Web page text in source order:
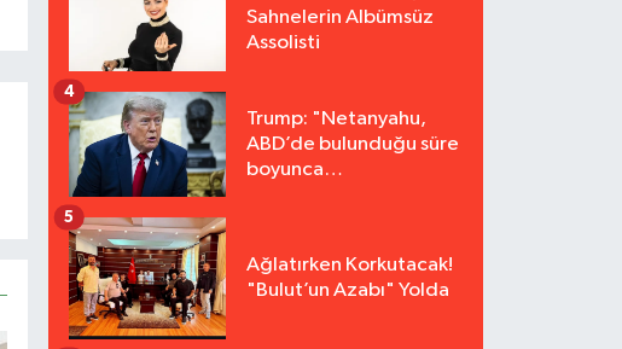
Sahnelerin Albümsüz
Assolisti
Trump: "Netanyahu,
ABD’de bulunduğu süre
boyunca
4
Ağlatırken Korkutacak!
"Bulut’un Azabı" Yolda
5